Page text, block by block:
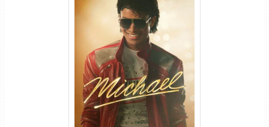
Michael Torrent (2026) WEB-
DL 1080p/4K Dual Áudio